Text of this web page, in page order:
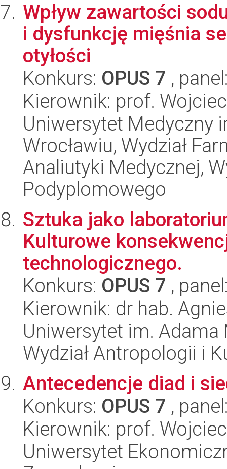
Wpływ zawartości
i dysfunkcję mięśnia
otyłości
Konkurs: OPUS 7 ,
Kierownik: prof.
Uniwersytet Medyczny
Wrocławiu, Wydział
Analiutyki Medycznej,
Podyplomowego
Sztuka jako
Kulturowe
technologicznego.
Konkurs: OPUS 7 ,
Kierownik: dr hab.
Uniwersytet im.
Wydział Antropologii i
Antecedencje diad i
Konkurs: OPUS 7 ,
Kierownik: prof.
Uniwersytet